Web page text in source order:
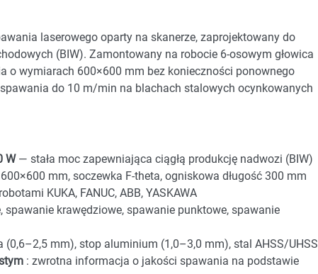
laserowego oparty na skanerze, zaprojektowany do
(BIW). Zamontowany na robocie 6-osowym głowica
o wymiarach 600×600 mm bez konieczności ponownego
do 10 m/min na blachach stalowych ocynkowanych
W — stała moc zapewniająca ciągłą produkcję nadwozi (BIW)
mm, soczewka F-theta, ogniskowa długość 300 mm
KUKA, FANUC, ABB, YASKAWA
spawanie krawędziowe, spawanie punktowe, spawanie
(0,6–2,5 mm), stop aluminium (1,0–3,0 mm), stal AHSS/UHSS
: zwrotna informacja o jakości spawania na podstawie